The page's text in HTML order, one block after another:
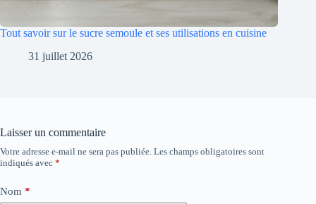
Tout savoir sur le sucre semoule et ses utilisations en cuisine
31 juillet 2026
Laisser un commentaire
Votre adresse e-mail ne sera pas publiée. Les champs obligatoires sont
indiqués avec *
Nom *